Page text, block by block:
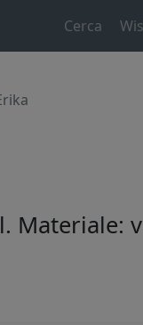
Cerca
Materiale: